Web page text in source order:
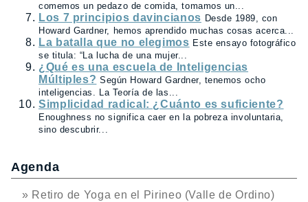
comemos un pedazo de comida, tomamos un...
Los 7 principios davincianos Desde 1989, con
Howard Gardner, hemos aprendido muchas cosas acerca...
La batalla que no elegimos Este ensayo fotográfico
se titula: “La lucha de una mujer...
¿Qué es una escuela de Inteligencias
Múltiples? Según Howard Gardner, tenemos ocho
inteligencias. La Teoría de las...
Simplicidad radical: ¿Cuánto es suficiente?
Enoughness no significa caer en la pobreza involuntaria,
sino descubrir...
Agenda
» Retiro de Yoga en el Pirineo (Valle de Ordino)